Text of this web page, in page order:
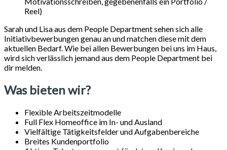
Reel)
Sarah und Lisa aus dem People Department sehen sich alle
Initiativbewerbungen genau an und matchen diese mit dem
aktuellen Bedarf. Wie bei allen Bewerbungen bei uns im Haus,
wird sich verlässlich jemand aus dem People Department bei
dir melden.
Was bieten wir?
Flexible Arbeitszeitmodelle
Full Flex Homeoffice im In- und Ausland
Vielfältige Tätigkeitsfelder und Aufgabenbereiche
Breites Kundenportfolio